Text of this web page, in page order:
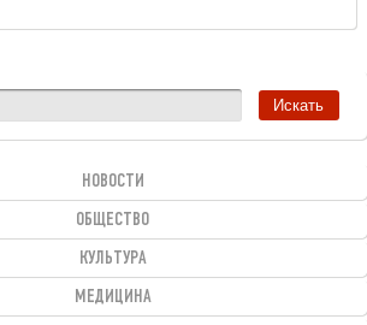
НОВОСТИ
ОБЩЕСТВО
КУЛЬТУРА
МЕДИЦИНА